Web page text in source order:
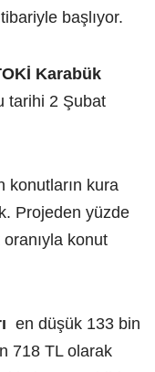
başlıyor.
Karabük
tarihi 2 Şubat
konutların kura
Projeden yüzde
konut
en düşük 133 bin
718 TL olarak